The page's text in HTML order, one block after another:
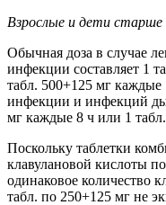
Взрослые и дети
Обычная доза в случае
инфекции составляет 1
табл. 500+125 мг каждые
инфекции и инфекций
мг каждые 8 ч или 1
Поскольку таблетки
клавулановой кислоты
одинаковое количество
табл. по 250+125 мг не